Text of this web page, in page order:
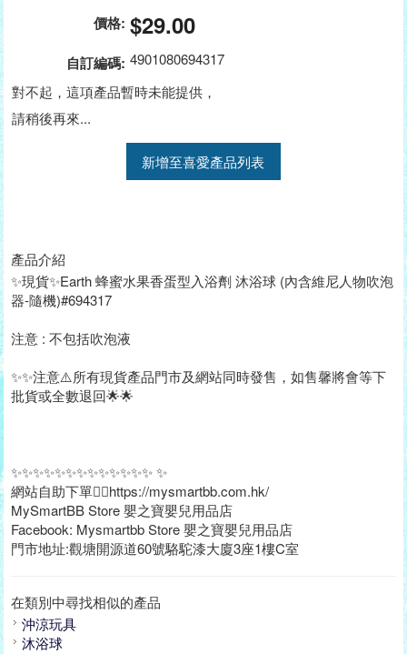
價格: $29.00
自訂編碼: 4901080694317
對不起，這項產品暫時未能提供，
請稍後再來...
新增至喜愛產品列表
產品介紹
✨現貨✨Earth 蜂蜜水果香蛋型入浴劑 沐浴球 (內含維尼人物吹泡
器-隨機)#694317
注意 : 不包括吹泡液
✨✨注意⚠️所有現貨產品門市及網站同時發售，如售馨將會等下
批貨或全數退回🌟🌟
✨✨✨✨✨✨✨✨✨✨✨✨✨ ✨
網站自助下單👉🏻https://mysmartbb.com.hk/
MySmartBB Store 嬰之寶嬰兒用品店
Facebook: Mysmartbb Store 嬰之寶嬰兒用品店
門市地址:觀塘開源道60號駱駝漆大廈3座1樓C室
在類別中尋找相似的產品
沖涼玩具
沐浴球